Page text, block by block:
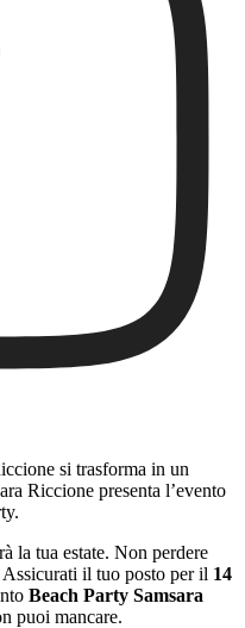
si trasforma in un
Riccione presenta l’evento
la tua estate. Non perdere
il tuo posto per il 14
Beach Party Samsara
puoi mancare.